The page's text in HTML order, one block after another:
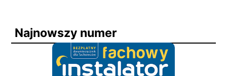
Najnowszy numer